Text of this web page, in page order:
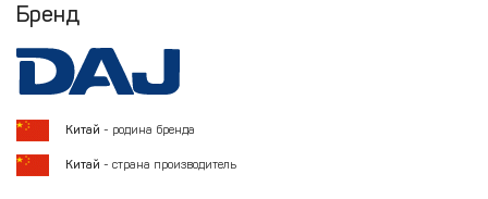
Бренд
Китай - родина бренда
Китай - страна производитель